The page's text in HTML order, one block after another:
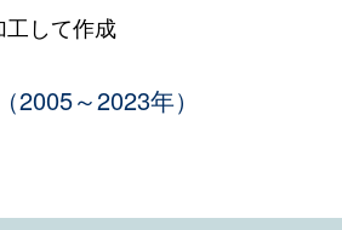
工して作成
～2023年）